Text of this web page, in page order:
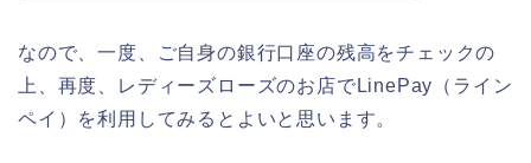
なので、一度、ご自身の銀行口座の残高をチェックの
上、再度、レディーズローズのお店でLinePay（ライン
ペイ）を利用してみるとよいと思います。